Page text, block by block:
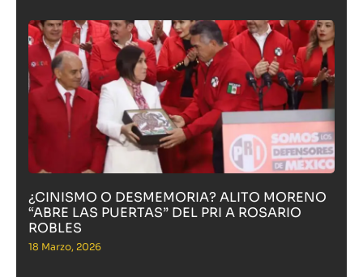
¿CINISMO O DESMEMORIA? ALITO MORENO
“ABRE LAS PUERTAS” DEL PRI A ROSARIO
ROBLES
18 Marzo, 2026